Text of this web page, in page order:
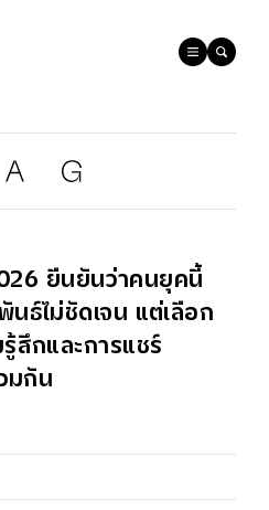
ยืนยันว่าคนยุคนี้
ธ์ไม่ชัดเจน แต่เลือก
สึกและการแชร์
มกัน